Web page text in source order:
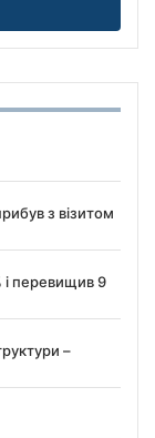
з візитом
і перевищив 9
–